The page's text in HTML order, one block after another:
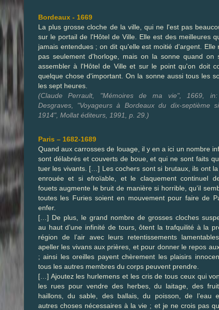
Bordeaux - 1669
La plus grosse cloche de la ville, qui ne l'est pas
sur le portail de l'Hôtel de Ville. Elle est des meilleures
jamais entendues ; on dit qu'elle est moitié d'argent. Elle
pas seulement d'horloge, mais on la sonne quand on
assembler à l'Hôtel de Ville et sur le point qu'on doit
quelque chose d'important. On la sonne aussi tous les
les sept heures.
(Claude Perrault, "Mémoires de ma vie", 1669,
Desgraves, "Voyageurs à Bordeaux du dix-septième
1914", Mollat éditeurs, 1991, p. 29.)
Paris – 1682-1689
Quand aux carrosses de louage, il y en a ici un nombre
sont délabrés et couverts de boue, et qui ne sont faits
tuer les vivants. […] Les cochers sont si brutaux, ils ont
enrouée et si efroïable, et le claquement continuel
fouets augmente le bruit de manière si horrible, qu’il
toutes les Furies soient en mouvement pour faire de
enfer.
[…] De plus, le grand nombre de grosses cloches
au haut d’une infinité de tours, ôtent la trafquilité à la
région de l’air avec leurs retentissements
apeller les vivans aux prières, et pour donner le repos
; ainsi les oreilles payent chèrement les plaisirs
tous les autres membres du corps peuvent prendre.
[…] Ajoutez les hurlemens et les cris de tous ceux qui
les rues pour vendre des herbes, du laitage, des
haillons, du sable, des ballais, du poisson, de l’eau
autres choses nécessaires à la vie ; et je ne crois pas